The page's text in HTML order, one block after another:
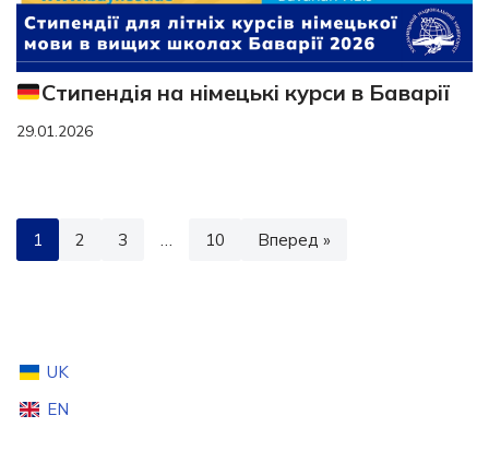
Стипендія на німецькі курси в Баварії
29.01.2026
1 2 3 10 Вперед »
UK
EN